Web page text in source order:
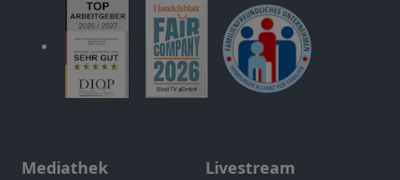
Mediathek Livestream